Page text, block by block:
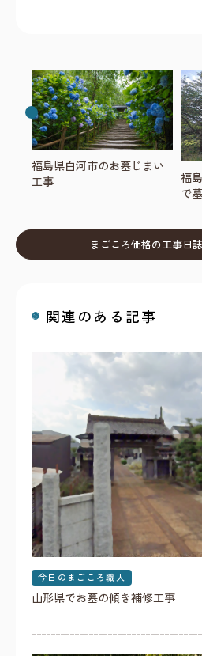
福島県白河市のお墓じまい
工事
福
で
まごころ価格の工事日
関連のある記事
今日のまごころ職人
山形県でお墓の傾き補修工事